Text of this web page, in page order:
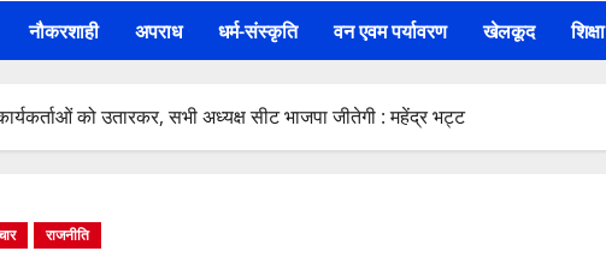
नौकरशाही अपराध धर्म-संस्कृति वन एवम पर्यावरण खेलकूद शिक्षा
को उतारकर, सभी अध्यक्ष सीट भाजपा जीतेगी : महेंद्र भट्ट
राजनीति